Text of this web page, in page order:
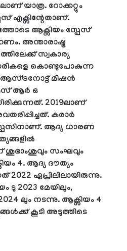
യാത്ര. റോക്കറ്റും
എക്സിന്റേതാണ്.
ആക്സിയം സ്പേസ്
അന്താരാഷ്ട്ര
സ്വകാര്യ
കൊണ്ടുപോകുന്ന
മിഷൻ
ആർ ഒ
2019ലാണ്
കരാർ
ആദ്യ ധാരണ
സംഘവും
4. ആദ്യ ദൗത്യം
ഏപ്രിലിലായിരുന്നു.
ടു 2023 മേയിലും,
ലും നടന്നു. ആക്സിയം 4
കൂടി അടുത്തിടെ